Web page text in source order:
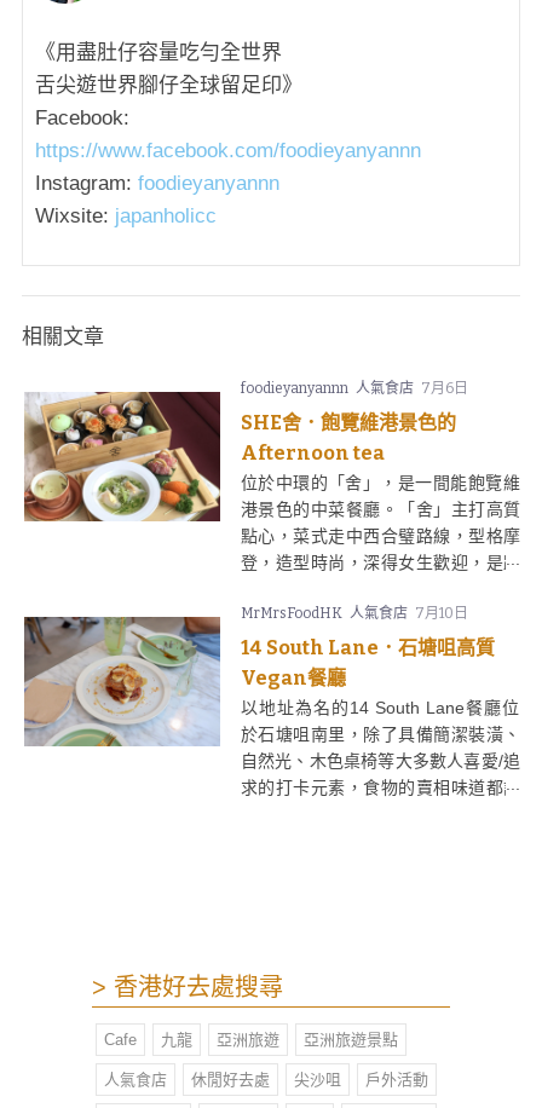
《用盡肚仔容量吃勻全世界
舌尖遊世界腳仔全球留足印》
Facebook:
https://www.facebook.com/foodieyanyannn
Instagram: foodieyanyannn
Wixsite: japanholicc
相關文章
foodieyanyannn 人氣食店 7月6日
SHE舍．飽覽維港景色的
Afternoon tea
位於中環的「舍」，是一間能飽覽維
港景色的中菜餐廳。「舍」主打高質
點心，菜式走中西合璧路線，型格摩
登，造型時尚，深得女生歡迎，是跟
MrMrsFoodHK 人氣食店 7月10日
14 South Lane．石塘咀高質
Vegan餐廳
以地址為名的14 South Lane餐廳位
於石塘咀南里，除了具備簡潔裝潢、
自然光、木色桌椅等大多數人喜愛/追
求的打卡元素，食物的賣相味道都討
> 香港好去處搜尋
Cafe 九龍 亞洲旅遊 亞洲旅遊景點
人氣食店 休閒好去處 尖沙咀 戶外活動